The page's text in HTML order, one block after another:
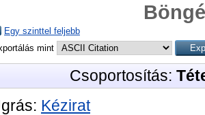
Egy szinttel feljebb
mint
Csoportosítás:
Kézirat